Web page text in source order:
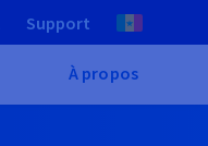
Support
À propos